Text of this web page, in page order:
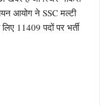
आयोग ने SSC मल्टी
11409 पदों पर भर्ती